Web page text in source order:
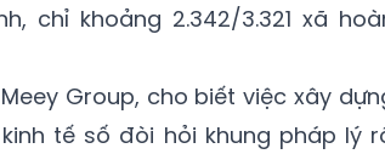
chỉ khoảng 2.342/3.321 xã
Group, cho biết việc xây
tế số đòi hỏi khung pháp lý